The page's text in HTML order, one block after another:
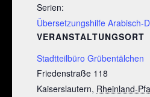
Serien:
Übersetzungshilfe Arabisch-
VERANSTALTUNGSORT
Stadtteilbüro Grübentälchen
Friedenstraße 118
Kaiserslautern, Rheinland-